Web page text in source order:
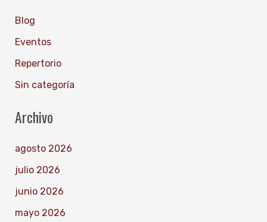
Blog
Eventos
Repertorio
Sin categoría
Archivo
agosto 2026
julio 2026
junio 2026
mayo 2026